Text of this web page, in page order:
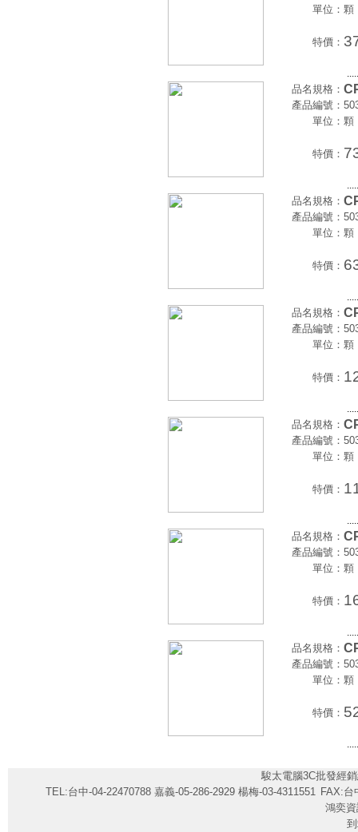
單位： 顆
特價：
品名規格：
產品編號：
單位： 顆
特價：
品名規格：
產品編號：
單位： 顆
特價：
品名規格：
產品編號：
單位： 顆
特價：
品名規格：
產品編號：
單位： 顆
特價：
品名規格：
產品編號：
單位： 顆
特價：
品名規格：
產品編號：
單位： 顆
特價：
駿太電腦3C批發經
TEL:台中-04-22470788 嘉義-05-286-2929 楊梅-03-4311551 FAX:台
鴻奕